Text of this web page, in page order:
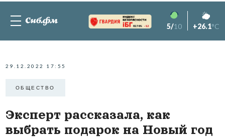
82.76% -1.2 5/10 +26.1°C
29.12.2022 17:55
ОБЩЕСТВО
Эксперт рассказала, как
выбрать подарок на Новый год